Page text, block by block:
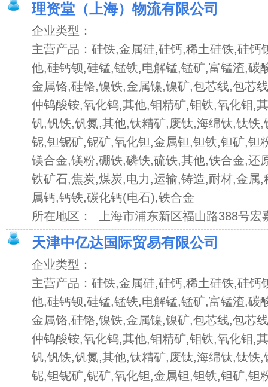
理资堂（上海）物流有限公司
企业类型：
主营产品：硅铁,金属硅,硅钙,稀土硅铁,硅钙
他,硅钙钡,硅锰,锰铁,电解锰,锰矿,富锰渣,碳
金属铬,硅铬,镍铁,金属镍,镍矿,包芯线,包芯
仲钨酸铵,氧化钨,其他,钼精矿,钼铁,氧化钼,
钒,钒铁,钒氮,其他,钛精矿,废钛,海绵钛,钛铁,
铌,钽铌矿,铌矿,氧化钽,金属钽,钽铁,钽矿,钽
镁合金,镁粉,硼铁,磷铁,硫铁,其他,铁合金,还
铁矿石,焦炭,煤炭,电力,运输,铸造,耐材,金属,
属钙,钙铁,碳化钙(电石),铁合金
所在地区： 上海市浦东新区福山路388号宏
天津中亿达国际贸易有限公司
企业类型：
主营产品：硅铁,金属硅,硅钙,稀土硅铁,硅钙
他,硅钙钡,硅锰,锰铁,电解锰,锰矿,富锰渣,碳
金属铬,硅铬,镍铁,金属镍,镍矿,包芯线,包芯
仲钨酸铵,氧化钨,其他,钼精矿,钼铁,氧化钼,
钒,钒铁,钒氮,其他,钛精矿,废钛,海绵钛,钛铁,
铌,钽铌矿,铌矿,氧化钽,金属钽,钽铁,钽矿,钽